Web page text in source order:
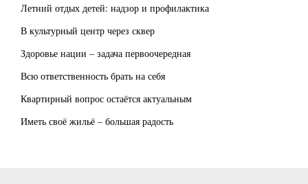
Летний отдых детей: надзор и профилактика
В культурный центр через сквер
Здоровье нации – задача первоочередная
Всю ответственность брать на себя
Квартирный вопрос остаётся актуальным
Иметь своё жильё – большая радость